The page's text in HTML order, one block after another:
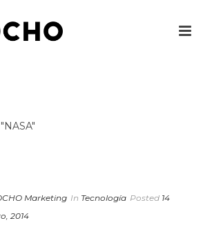
Marketing In Tecnología Posted 14
2014